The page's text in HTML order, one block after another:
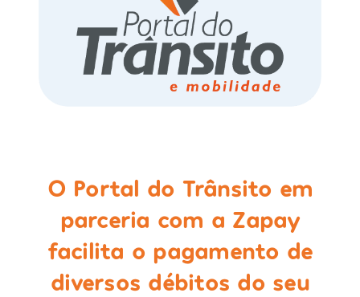
O Portal do Trânsito em
parceria com a Zapay
facilita o pagamento de
diversos débitos do seu